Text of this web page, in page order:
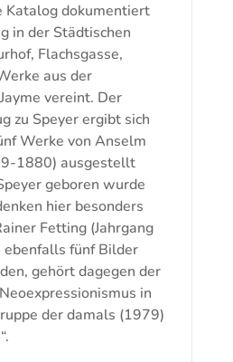
Katalog dokumentiert
in der Städtischen
Flachsgasse,
aus der
vereint. Der
zu Speyer ergibt sich
Werke von Anselm
1880) ausgestellt
geboren wurde
hier besonders
Fetting (Jahrgang
ebenfalls fünf Bilder
gehört dagegen der
in
der damals (1979)